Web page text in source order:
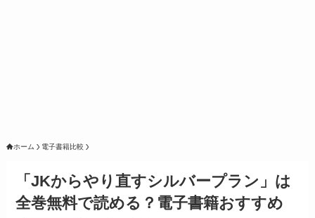
ホーム 電子書籍比較
「JKからやり直すシルバープラン」は
全巻無料で読める？電子書籍おすすめ